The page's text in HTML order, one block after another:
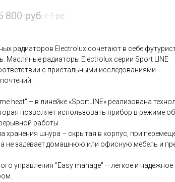
800 руб./1 pc
радиаторов Electrolux сочетают в себе
Масляные радиаторы Electrolux серии Sport LINE
с пристальными исследованиями
heat" – в линейке «SportLINE» реализована
позволяет использовать прибор в режиме
работы.
хранения шнура – скрытая в корпус, при
не задевает домашнюю или офисную мебель и
управления "Easy manage" – легкое и надежное